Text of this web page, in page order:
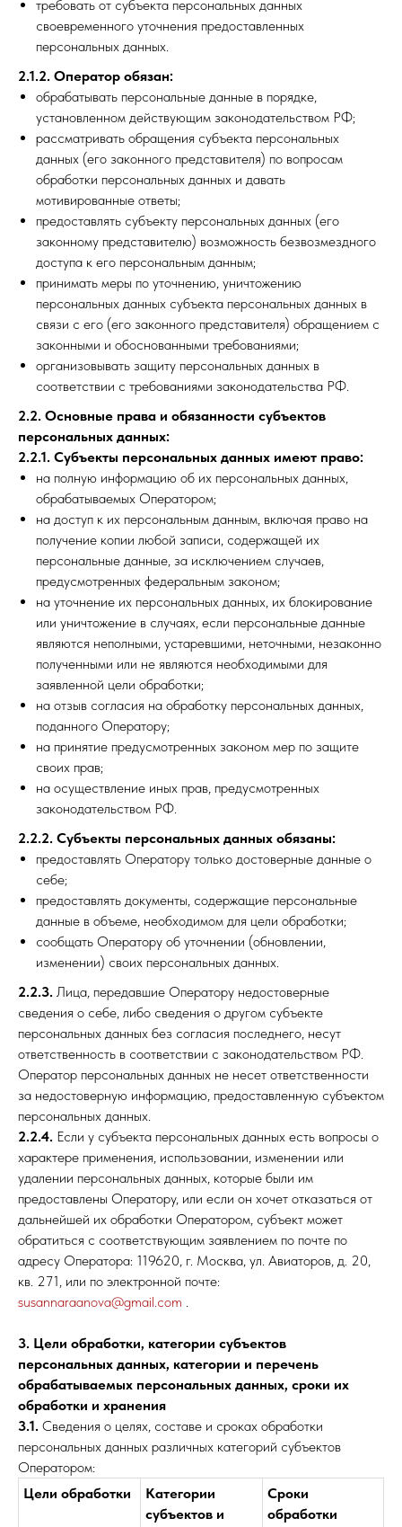
требовать от субъекта персональных данных
своевременного уточнения предоставленных
персональных данных.
2.1.2. Оператор обязан:
обрабатывать персональные данные в порядке,
установленном действующим законодательством РФ;
рассматривать обращения субъекта персональных
данных (его законного представителя) по вопросам
обработки персональных данных и давать
мотивированные ответы;
предоставлять субъекту персональных данных (его
законному представителю) возможность безвозмездного
доступа к его персональным данным;
принимать меры по уточнению, уничтожению
персональных данных субъекта персональных данных в
связи с его (его законного представителя) обращением с
законными и обоснованными требованиями;
организовывать защиту персональных данных в
соответствии с требованиями законодательства РФ.
2.2. Основные права и обязанности субъектов
персональных данных:
2.2.1. Субъекты персональных данных имеют право:
на полную информацию об их персональных данных,
обрабатываемых Оператором;
на доступ к их персональным данным, включая право на
получение копии любой записи, содержащей их
персональные данные, за исключением случаев,
предусмотренных федеральным законом;
на уточнение их персональных данных, их блокирование
или уничтожение в случаях, если персональные данные
являются неполными, устаревшими, неточными, незаконно
полученными или не являются необходимыми для
заявленной цели обработки;
на отзыв согласия на обработку персональных данных,
поданного Оператору;
на принятие предусмотренных законом мер по защите
своих прав;
на осуществление иных прав, предусмотренных
законодательством РФ.
2.2.2. Субъекты персональных данных обязаны:
предоставлять Оператору только достоверные данные о
себе;
предоставлять документы, содержащие персональные
данные в объеме, необходимом для цели обработки;
сообщать Оператору об уточнении (обновлении,
изменении) своих персональных данных.
2.2.3. Лица, передавшие Оператору недостоверные
сведения о себе, либо сведения о другом субъекте
персональных данных без согласия последнего, несут
ответственность в соответствии с законодательством РФ.
Оператор персональных данных не несет ответственности
за недостоверную информацию, предоставленную субъектом
персональных данных.
2.2.4. Если у субъекта персональных данных есть вопросы о
характере применения, использовании, изменении или
удалении персональных данных, которые были им
предоставлены Оператору, или если он хочет отказаться от
дальнейшей их обработки Оператором, субъект может
обратиться с соответствующим заявлением по почте по
адресу Оператора: 119620, г. Москва, ул. Авиаторов, д. 20,
кв. 271, или по электронной почте:
susannaraanova@gmail.com .
3. Цели обработки, категории субъектов
персональных данных, категории и перечень
обрабатываемых персональных данных, сроки их
обработки и хранения
3.1. Сведения о целях, составе и сроках обработки
персональных данных различных категорий субъектов
Оператором:
Цели обработки
Категории
субъектов и
Сроки
обработки